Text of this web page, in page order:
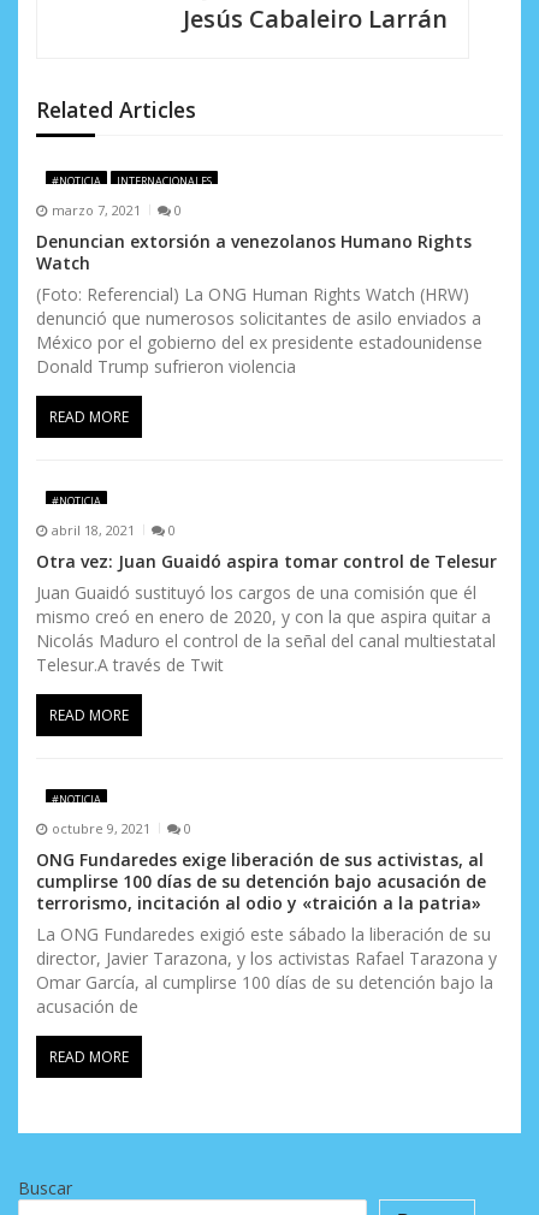
d
e
n
t
r
a
d
s
Jesús Cabaleiro Larrán
Related Articles
#NOTICIA INTERNACIONALES
marzo 7, 2021 0
Denuncian extorsión a venezolanos Humano Rights
Watch
(Foto: Referencial) La ONG Human Rights Watch (HRW)
denunció que numerosos solicitantes de asilo enviados a
México por el gobierno del ex presidente estadounidense
Donald Trump sufrieron violencia
READ MORE
#NOTICIA
abril 18, 2021 0
Otra vez: Juan Guaidó aspira tomar control de Telesur
Juan Guaidó sustituyó los cargos de una comisión que él
mismo creó en enero de 2020, y con la que aspira quitar a
Nicolás Maduro el control de la señal del canal multiestatal
Telesur.A través de Twit
READ MORE
#NOTICIA
octubre 9, 2021 0
ONG Fundaredes exige liberación de sus activistas, al
cumplirse 100 días de su detención bajo acusación de
terrorismo, incitación al odio y «traición a la patria»
La ONG Fundaredes exigió este sábado la liberación de su
director, Javier Tarazona, y los activistas Rafael Tarazona y
Omar García, al cumplirse 100 días de su detención bajo la
acusación de
READ MORE
Buscar